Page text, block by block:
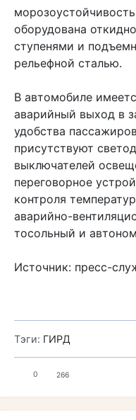
оборудована
ступенями и
рельефной сталью.
В автомобиле
аварийный выход в
удобства
присутствуют
выключателей
переговорное
контроля
аварийно-
тосольный и
Источник: пресс-
Тэги: ГИРД
0 266